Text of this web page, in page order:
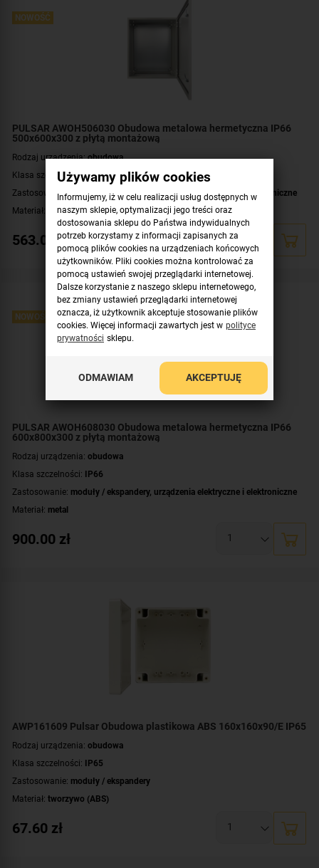
PULSAR AWOH506030 Obudowa metalowa hermetyczna IP66
500x600x300 z płytą montażową
NOWOŚĆ
Rodzaj urządzenia:obudowa
Klasa szczelności:IP66
Zastosowanie:
moduły / ekspandery
urządzenia elektryczne i elektroniczne
Materiał:
metal
natynkowy
Płyta montażowa, wymiary:450x565 [+/-2 mm]
500x600x300 [mm]
563.00zł
PULSAR AWOH608030 Obudowa metalowa hermetyczna IP66
600x800x300 z płytą montażową
NOWOŚĆ
Rodzaj urządzenia: obudowa
Klasa szczelności: IP66
Zastosowanie: moduły / ekspandery, urządzenia elektryczne i elektroniczne
Materiał: metal
Płyta montażowa, wymiary:
900.00 zł
AWP161609 Pulsar Obudowa plastikowa ABS 160x160x90/E IP65
Rodzaj urządzenia: obudowa
Klasa szczelności: IP65
Zastosowanie: moduły / ekspandery
Materiał: tworzywo (ABS)
Wymiary: 160x160x90 [mm]
67.60 zł
Używamy plików cookies
Informujemy, iż w celu realizacji usług dostępnych w
naszym sklepie, optymalizacji jego treści oraz
dostosowania sklepu do Państwa indywidualnych
potrzeb korzystamy z informacji zapisanych za
pomocą plików cookies na urządzeniach końcowych
użytkowników. Pliki cookies można kontrolować za
pomocą ustawień swojej przeglądarki internetowej.
Dalsze korzystanie z naszego sklepu internetowego,
bez zmiany ustawień przeglądarki internetowej
oznacza, iż użytkownik akceptuje stosowanie plików
cookies. Więcej informacji zawartych jest w polityce
prywatności sklepu.
ODMAWIAM AKCEPTUJĘ